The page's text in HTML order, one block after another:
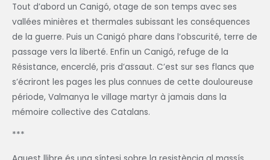
Tout d’abord un Canigó, otage de son temps avec ses
vallées minières et thermales subissant les conséquences
de la guerre. Puis un Canigó phare dans l’obscurité, terre de
passage vers la liberté. Enfin un Canigó, refuge de la
Résistance, encerclé, pris d’assaut. C’est sur ses flancs que
s’écriront les pages les plus connues de cette douloureuse
période, Valmanya le village martyr à jamais dans la
mémoire collective des Catalans.
***